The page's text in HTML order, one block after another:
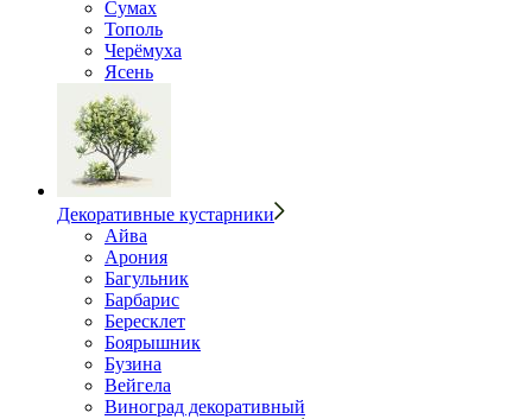
Сумах
Тополь
Черёмуха
Ясень
Декоративные кустарники
Айва
Арония
Багульник
Барбарис
Бересклет
Боярышник
Бузина
Вейгела
Виноград декоративный